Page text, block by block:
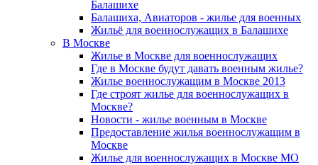
Балашихе
Балашиха, Авиаторов - жилье для военных
Жильё для военнослужащих в Балашихе
В Москве
Жилье в Москве для военнослужащих
Где в Москве будут давать военным жилье?
Жилье военнослужащим в Москве 2013
Где строят жилье для военнослужащих в
Москве?
Новости - жилье военным в Москве
Предоставление жилья военнослужащим в
Москве
Жилье для военнослужащих в Москве МО